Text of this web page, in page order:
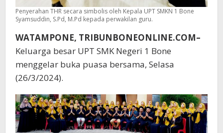
Penyerahan THR secara simbolis oleh Kepala UPT SMKN 1 Bone
Syamsuddin, S.Pd, M.Pd kepada perwakilan guru.
WATAMPONE, TRIBUNBONEONLINE.COM–
Keluarga besar UPT SMK Negeri 1 Bone
menggelar buka puasa bersama, Selasa
(26/3/2024).